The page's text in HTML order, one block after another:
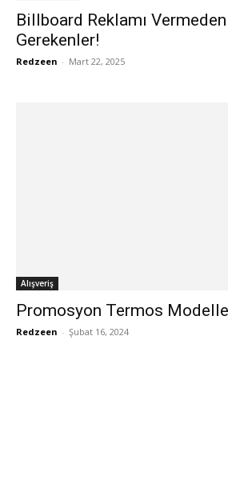
Billboard Reklamı
Gerekenler!
Redzeen - Mart 22, 2025
Alışveriş
Promosyon Termos
Redzeen - Şubat 16, 2024